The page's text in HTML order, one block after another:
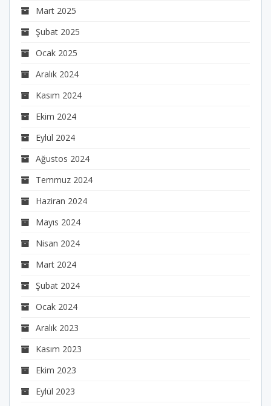
Mart 2025
Şubat 2025
Ocak 2025
Aralık 2024
Kasım 2024
Ekim 2024
Eylül 2024
Ağustos 2024
Temmuz 2024
Haziran 2024
Mayıs 2024
Nisan 2024
Mart 2024
Şubat 2024
Ocak 2024
Aralık 2023
Kasım 2023
Ekim 2023
Eylül 2023